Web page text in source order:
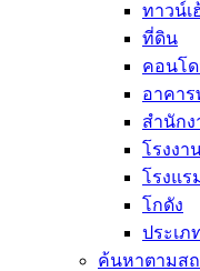
ทาวน์เ
ที่ดิน
คอนโ
อาคา
สำนักง
โรงงา
โรงแร
โกดัง
ประเภ
ค้นหาตามส